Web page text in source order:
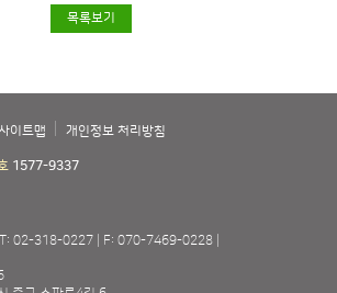
목록보기
이트맵 개인정보 처리방침
1577-9337
T: 02-318-0227
F: 070-7469-0228